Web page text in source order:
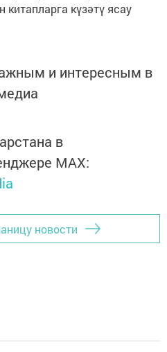
китапларга күзәтү ясау
и интересным в
в
MАХ:
новости